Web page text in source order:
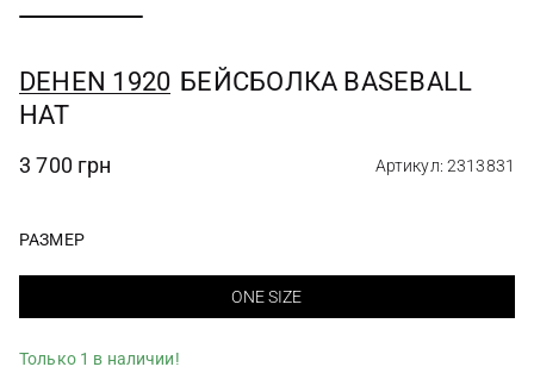
DEHEN 1920 БЕЙСБОЛКА BASEBALL
HAT
3 700 грн Артикул: 2313831
РАЗМЕР
ONE SIZE
Только 1 в наличии!